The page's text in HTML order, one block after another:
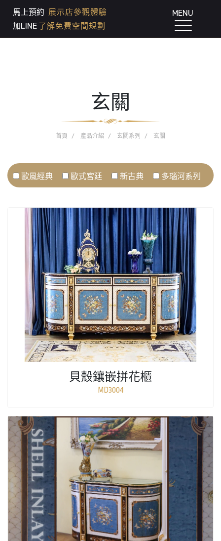
MENU
馬上預約 展示店參觀體驗
加LINE 了解免費空間規劃
玄關
首頁 產品介紹 玄關系列 玄關
歐風經典 歐式宮廷 新古典 多瑙河系列
貝殼鑲嵌拼花櫃
MD3004